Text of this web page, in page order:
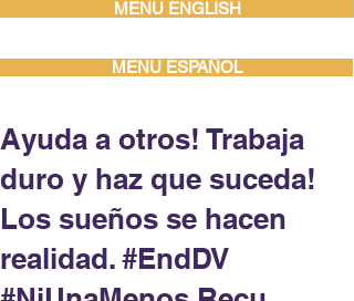
MENU ENGLISH
MENU ESPAÑOL
Ayuda a otros! Trabaja
duro y haz que suceda!
Los sueños se hacen
realidad. #EndDV